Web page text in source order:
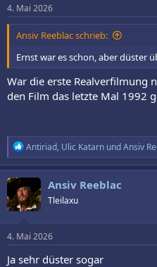
e
n
4. Mai 2026
Ansiv Reeblac schrieb:
Ernst war es schon, aber düster
War die erste Realverfilmung
den Film das letzte Mal 1992
R
e
a
k
t
i
o
e
n
:
Antiriad, Ulic Katarn undAnsiv
Ansiv Reeblac
Tleilaxu
4. Mai 2026
Ja sehr düster sogar